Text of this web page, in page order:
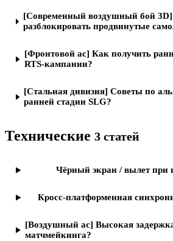
[Современный воздушный бой
разблокировать продвинутые
[Фронтовой ас] Как получить
RTS-кампании?
[Стальная дивизия] Советы по
ранней стадии SLG?
Технические 3 статей
Чёрный экран / вылет при
Кросс-платформенная
[Воздушный ас] Высокая
матчмейкинга?